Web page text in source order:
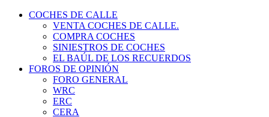
COCHES DE CALLE
VENTA COCHES DE CALLE.
COMPRA COCHES
SINIESTROS DE COCHES
EL BAÚL DE LOS RECUERDOS
FOROS DE OPINIÓN
FORO GENERAL
WRC
ERC
CERA